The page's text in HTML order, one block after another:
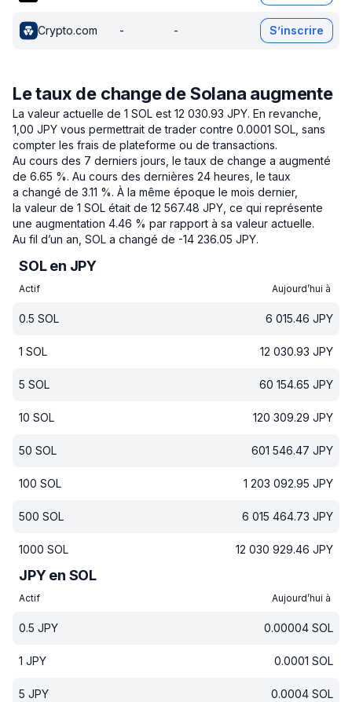
Crypto.com - - S’inscrire
Le taux de change de Solana augmente
La valeur actuelle de 1 SOL est 12 030.93 JPY. En revanche,
1,00 JPY vous permettrait de trader contre 0.0001 SOL, sans
compter les frais de plateforme ou de transactions.
Au cours des 7 derniers jours, le taux de change a augmenté
de 6.65 %. Au cours des dernières 24 heures, le taux
a changé de 3.11 %. À la même époque le mois dernier,
la valeur de 1 SOL était de 12 567.48 JPY, ce qui représente
une augmentation 4.46 % par rapport à sa valeur actuelle.
Au fil d’un an, SOL a changé de -14 236.05 JPY.
SOL en JPY
Actif Aujourd’hui à
0.5 SOL 6 015.46 JPY
1 SOL 12 030.93 JPY
5 SOL 60 154.65 JPY
10 SOL 120 309.29 JPY
50 SOL 601 546.47 JPY
100 SOL 1 203 092.95 JPY
500 SOL 6 015 464.73 JPY
1000 SOL 12 030 929.46 JPY
JPY en SOL
Actif Aujourd’hui à
0.5 JPY 0.00004 SOL
1 JPY 0.0001 SOL
5 JPY 0.0004 SOL